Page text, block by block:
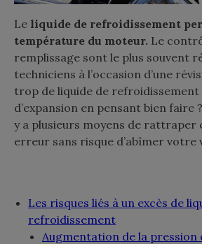
Le liquide de refroidissement
température du moteur. Le
remplissage sont le plus souvent
techniciens à l’occasion d’une
trop de liquide de refroidissement
d’expansion en pensant bien faire
y a plusieurs moyens de
erreur sans risque d’abîmer votre
Les risques liés à un excès de
refroidissement
Augmentation de la pression